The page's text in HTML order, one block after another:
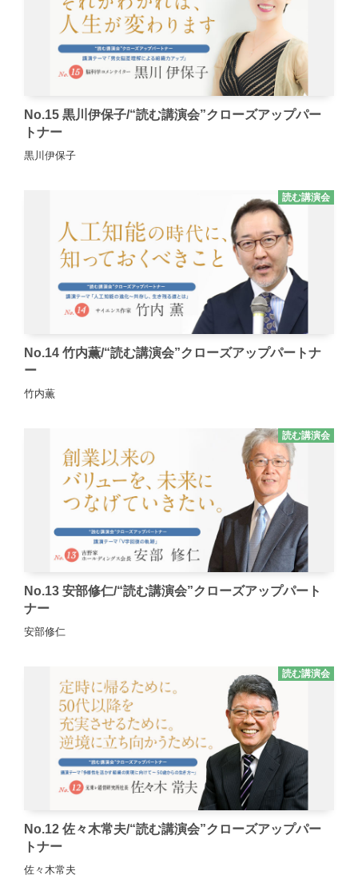
No.15 黒川伊保子/“読む講演会”クローズアップパー
トナー
黒川伊保子
読む講演会
No.14 竹内薫/“読む講演会”クローズアップパートナ
ー
竹内薫
読む講演会
No.13 安部修仁/“読む講演会”クローズアップパート
ナー
安部修仁
読む講演会
No.12 佐々木常夫/“読む講演会”クローズアップパー
トナー
佐々木常夫